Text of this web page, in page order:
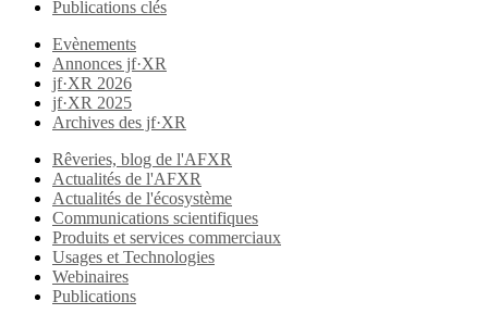
Publications clés
Evènements
Annonces jf·XR
jf·XR 2026
jf·XR 2025
Archives des jf·XR
Rêveries, blog de l'AFXR
Actualités de l'AFXR
Actualités de l'écosystème
Communications scientifiques
Produits et services commerciaux
Usages et Technologies
Webinaires
Publications